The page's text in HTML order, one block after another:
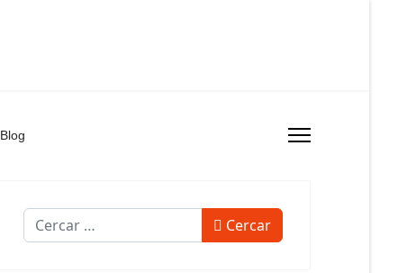
Blog
Cercar Cercar